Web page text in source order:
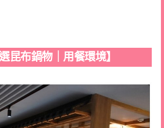
昆布鍋物｜用餐環境】